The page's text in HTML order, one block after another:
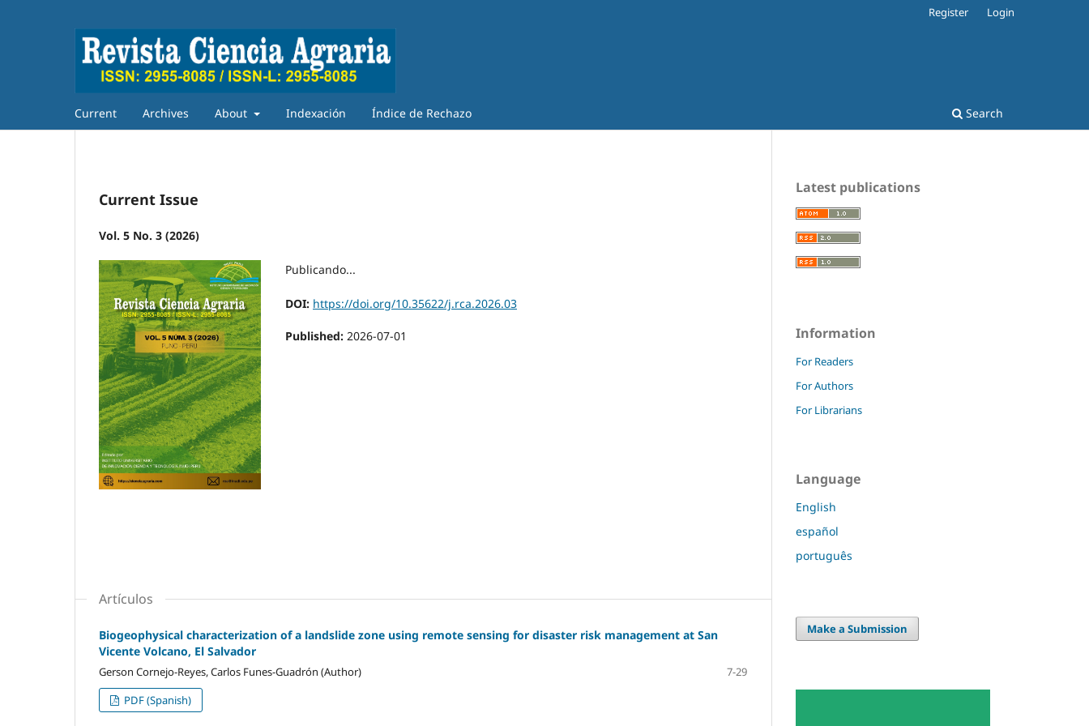
Current Archives About Indexación Índice de Rechazo Search
Register Login
Current Issue
Vol. 5 No. 3 (2026)
Publicando...
DOI: https://doi.org/10.35622/j.rca.2026.03
Published: 2026-07-01
Artículos
Biogeophysical characterization of a landslide zone using remote sensing for disaster risk management at San
Vicente Volcano, El Salvador
Gerson Cornejo-Reyes, Carlos Funes-Guadrón (Author)
7-29
PDF (Spanish)
Latest publications
Information
For Readers
For Authors
For Librarians
Language
English
español
português
Make a Submission